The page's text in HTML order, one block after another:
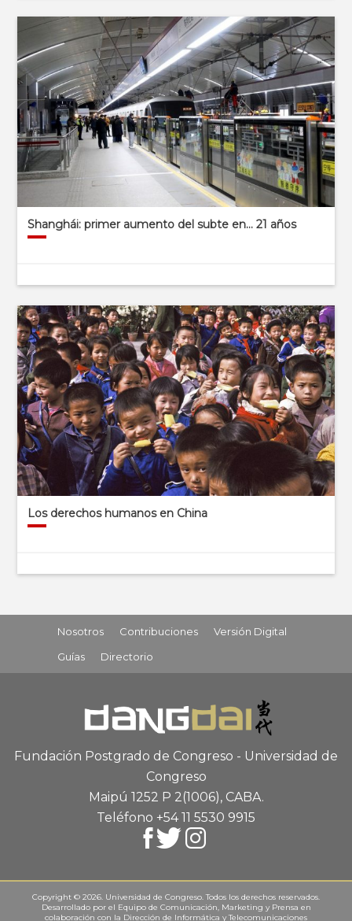
Shanghái: primer aumento del subte en… 21 años
Los derechos humanos en China
Nosotros Contribuciones
Versión Digital
Guías
Directorio
Fundación Postgrado de Congreso - Universidad de
Congreso
Maipú 1252 P 2(1006), CABA.
Teléfono +54 11 5530 9915
Copyright © 2026. Universidad de Congreso. Todos los derechos reservados.
Desarrollado por el Equipo de Comunicación, Marketing y Prensa en
colaboración con la Dirección de Informática y Telecomunicaciones